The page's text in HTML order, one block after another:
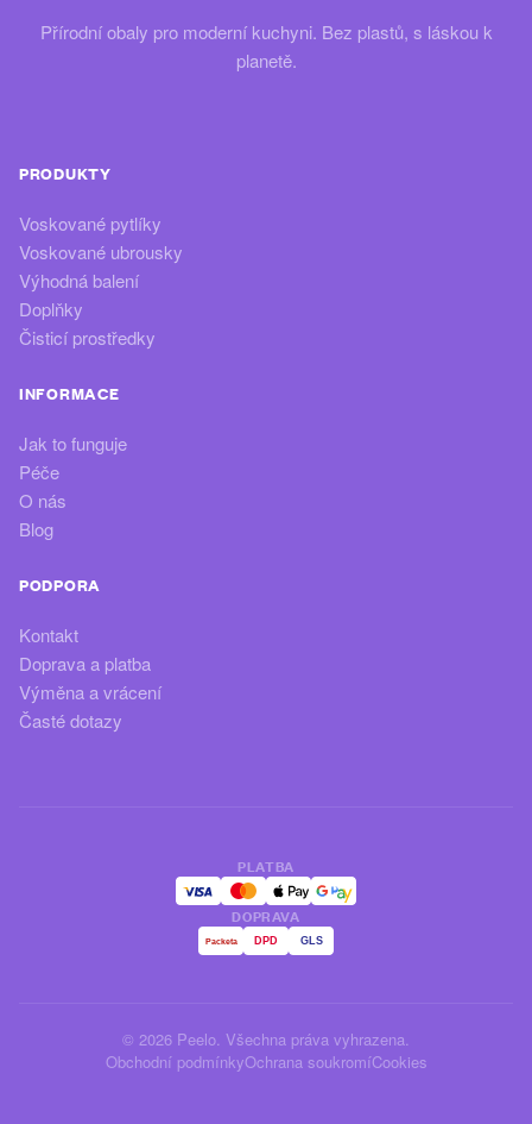
Přírodní obaly pro moderní kuchyni. Bez plastů, s láskou k
planetě.
PRODUKTY
Voskované pytlíky
Voskované ubrousky
Výhodná balení
Doplňky
Čisticí prostředky
INFORMACE
Jak to funguje
Péče
O nás
Blog
PODPORA
Kontakt
Doprava a platba
Výměna a vrácení
Časté dotazy
PLATBA
DOPRAVA
Packeta DPD GLS
© 2026 Peelo. Všechna práva vyhrazena.
Obchodní podmínkyOchrana soukromíCookies